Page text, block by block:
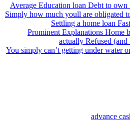
Average Education loan Debt to own
Simply how much youll are obligated
Settling a home loan
5 Prominent Explanations Home
actually Refused
You simply can’t getting under water
advance